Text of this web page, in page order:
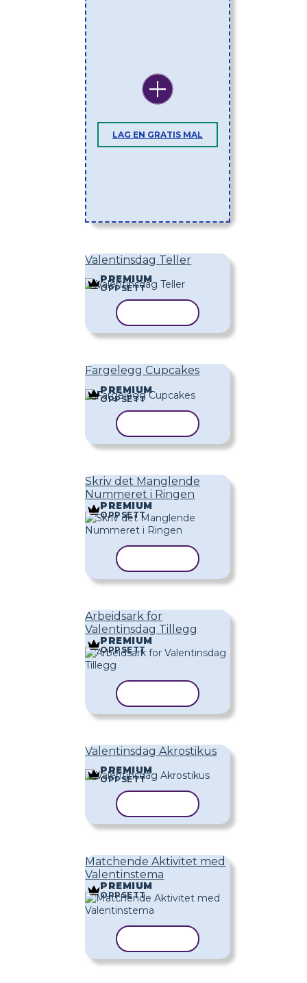
LAG EN GRATIS MAL
Valentinsdag Teller
PREMIUM
OPPSETT
Fargelegg Cupcakes
PREMIUM
OPPSETT
Skriv det Manglende
Nummeret i Ringen
PREMIUM
OPPSETT
Arbeidsark for
Valentinsdag Tillegg
PREMIUM
OPPSETT
Valentinsdag Akrostikus
PREMIUM
OPPSETT
Matchende Aktivitet med
Valentinstema
PREMIUM
OPPSETT